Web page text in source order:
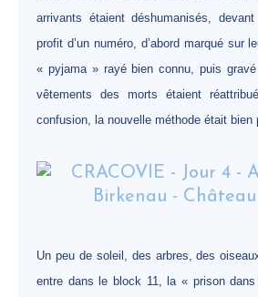
arrivants étaient déshumanisés,
profit d’un numéro, d’abord marqué sur
« pyjama » rayé bien connu, puis
vêtements des morts étaient
confusion, la nouvelle méthode était bien
Un peu de soleil, des arbres, des
entre dans le block 11, la « prison